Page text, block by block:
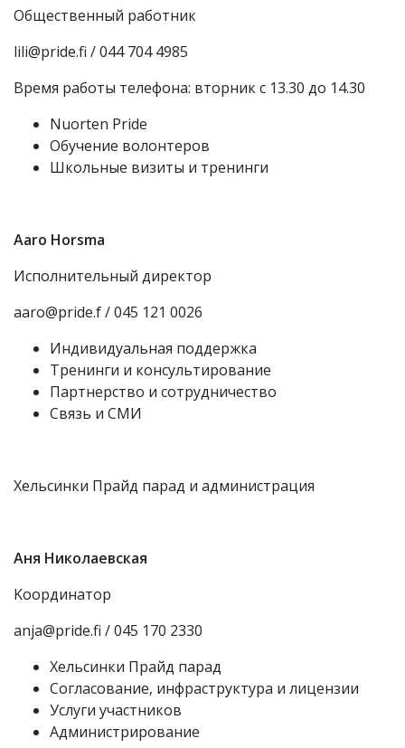
Общественный работник
lili@pride.fi / 044 704 4985
Время работы телефона: вторник с 13.30 до 14.30
Nuorten Pride
Обучение волонтеров
Школьные визиты и тренинги
Aaro Horsma
Исполнительный директор
aaro@pride.f / 045 121 0026
Индивидуальная поддержка
Тренинги и консультирование
Партнерство и сотрудничество
Связь и СМИ
Хельсинки Прайд парад и администрация
Аня Николаевская
Kоординатор
anja@pride.fi / 045 170 2330
Хельсинки Прайд парад
Согласование, инфраструктура и лицензии
Услуги участников
Администрирование